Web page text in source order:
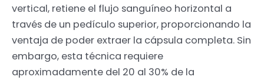
vertical, retiene el flujo sanguíneo horizontal a
través de un pedículo superior, proporcionando la
ventaja de poder extraer la cápsula completa. Sin
embargo, esta técnica requiere
aproximadamente del 20 al 30% de la